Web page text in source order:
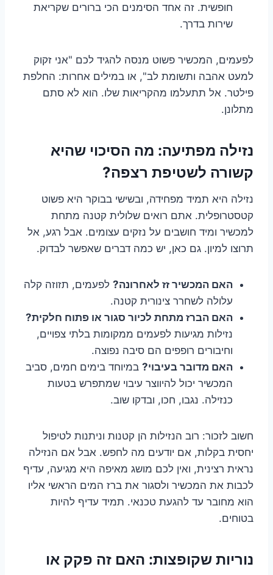
חופשית. זה אחד הסימנים הכי ברורים שקריאת
שירות בדרך.
לפעמים, המכשיר פשוט מנסה להגיד לכם "אני זקוק
למעט אהבה ותשומת לב", או במילים אחרות: החלפת
פילטר. אל תתעלמו מהקריאות שלו. הוא לא סתם
מתלונן.
נזילה מפתיעה: מה הסיכוי שהיא
קשורה לשטיפת רצפה?
נזילה היא תמיד מפחידה, ובשישי בבוקר היא פשוט
קטסטרופלית. אתם רואים שלולית קטנה מתחת
למכשיר ומיד חושבים על נזקים עצומים. אבל רגע, אל
תרוצו למיון. גם כאן, יש כמה דברים שאפשר לבדוק.
האם המכשיר זז לאחרונה? לפעמים, תזוזה קלה
עלולה לשחרר צינורית קטנה.
האם הברז מתחת לכיור סגור או פתוח חלקית?
נזילות מגיעות לפעמים ממקומות בלתי צפויים,
וחיבורים רופפים הם סיבה נפוצה.
האם מדובר בעיבוי? במיוחד בימים חמים, סביב
המכשיר יכול להיווצר עיבוי שמתפרש בטעות
כנזילה. נגבו, חכו, ובדקו שוב.
חשוב לזכור: רוב הנזילות הן קטנות וניתנות לטיפול
יחסית בקלות, אם יודעים מה לחפש. אבל אם הנזילה
נראית רצינית, ואין לכם מושג מאיפה היא מגיעה, עדיף
לכבות את המכשיר ולסגור את ברז המים הראשי אליו
הוא מחובר עד להגעת טכנאי. תמיד עדיף להיות
בטוחים.
נוריות שקופצות: האם זה פקק או